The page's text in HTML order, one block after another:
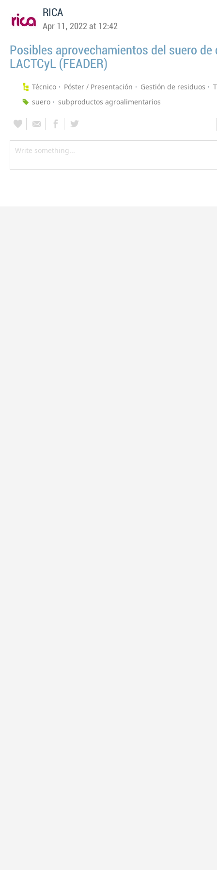
RICA
Apr 11, 2022 at 12:42
Posibles aprovechamientos del suero de
LACTCyL (FEADER)
Técnico Póster / Presentación Gestión de residuos
suero
subproductos agroalimentarios